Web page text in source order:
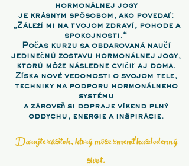
hormonálnej jogy
je krásnym spôsobom, ako povedať:
„Záleží mi na tvojom zdraví, pohode a
spokojnosti.“
Počas kurzu sa obdarovaná naučí
jedinečnú zostavu hormonálnej jogy,
ktorú môže následne cvičiť aj doma.
Získa nové vedomosti o svojom tele,
techniky na podporu hormonálneho
systému
a zároveň si dopraje víkend plný
oddychu, energie a inšpirácie.
Darujte zážitok,ktorý môže zmeniť každodenný
život.